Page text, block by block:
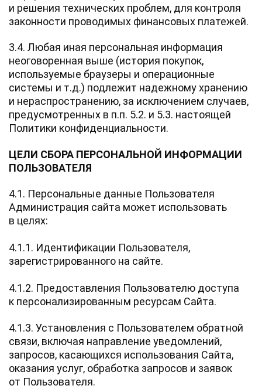
и решения технических проблем, для контроля
законности проводимых финансовых платежей.
3.4. Любая иная персональная информация
неоговоренная выше (история покупок,
используемые браузеры и операционные
системы и т.д.) подлежит надежному хранению
и нераспространению, за исключением случаев,
предусмотренных в п.п. 5.2. и 5.3. настоящей
Политики конфиденциальности.
ЦЕЛИ СБОРА ПЕРСОНАЛЬНОЙ ИНФОРМАЦИИ
ПОЛЬЗОВАТЕЛЯ
4.1. Персональные данные Пользователя
Администрация сайта может использовать
в целях:
4.1.1. Идентификации Пользователя,
зарегистрированного на сайте.
4.1.2. Предоставления Пользователю доступа
к персонализированным ресурсам Сайта.
4.1.3. Установления с Пользователем обратной
связи, включая направление уведомлений,
запросов, касающихся использования Сайта,
оказания услуг, обработка запросов и заявок
от Пользователя.